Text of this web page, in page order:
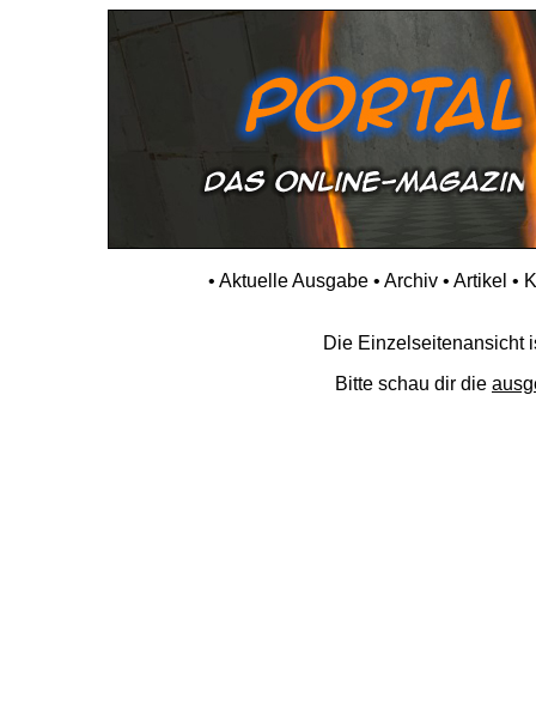
• Aktuelle Ausgabe• Archiv• Artikel •
Die Einzelseitenansicht
Bitte schau dir die